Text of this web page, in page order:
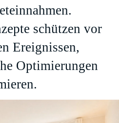
schützen vor
Ereignissen,
Optimierungen